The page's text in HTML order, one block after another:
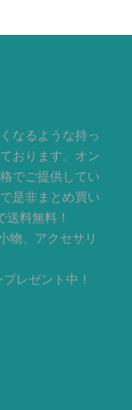
なるような持っ
おります。オン
でご提供してい
是非まとめ買い
料無料！
物、アクセサリ
レゼント中！